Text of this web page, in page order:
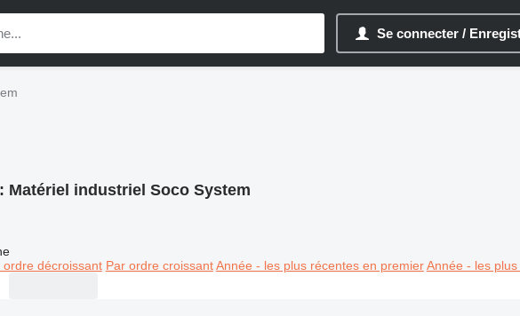
Se connecter /
Matériel industriel Soco System
ordre décroissant Par ordre croissant Année - les plus récentes en premier Année - les